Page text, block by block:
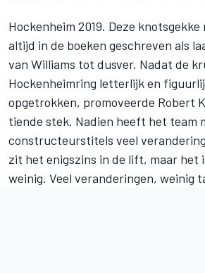
Hockenheim 2019. Deze
altijd in de boeken geschreven als
van Williams tot dusver. Nadat de
Hockenheimring letterlijk en
opgetrokken, promoveerde Robert
tiende stek. Nadien heeft het team
constructeurstitels veel
zit het enigszins in de lift, maar het
weinig. Veel veranderingen, weinig